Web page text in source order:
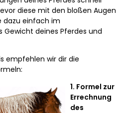
diese mit den bloßen Augen
dazu einfach im
Gewicht deines Pferdes und
empfehlen wir dir die
1. Formel zur
Errechnung
des